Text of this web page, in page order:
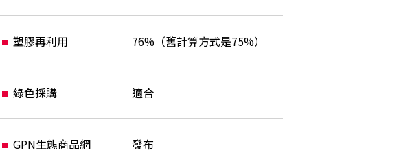
塑膠再利用 76%（舊計算方式是75%）
綠色採購 適合
GPN生態商品網 發布